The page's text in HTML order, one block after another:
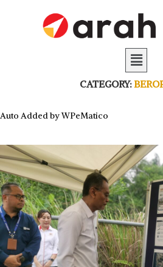
CATEGORY:
Auto Added by WPeMatico